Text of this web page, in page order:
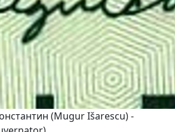
(Mugur Išarescu) -